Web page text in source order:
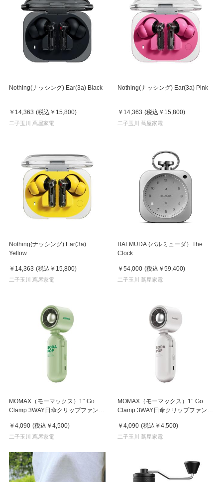
Nothing(ナッシング) Ear(3a) Black
￥14,363 (税込 ￥15,800)
二子玉川 蔦屋家電
Nothing(ナッシング) Ear(3a) Pink
￥14,363 (税込 ￥15,800)
二子玉川 蔦屋家電
Nothing(ナッシング) Ear(3a)
Yellow
￥14,363 (税込 ￥15,800)
二子玉川 蔦屋家電
BALMUDA (バルミューダ）The
Clock
￥54,000 (税込 ￥59,400)
二子玉川 蔦屋家電
MOMAX（モーマックス）1° Go
Clamp 3WAY日傘クリップファン
￥4,090 (税込 ￥4,500)
二子玉川 蔦屋家電
MOMAX（モーマックス）1° Go
Clamp 3WAY日傘クリップファン
￥4,090 (税込 ￥4,500)
二子玉川 蔦屋家電